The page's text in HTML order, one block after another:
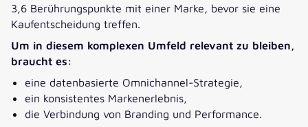
3,6 Berührungspunkte mit einer Marke, bevor sie eine
Kaufentscheidung treffen.
Um in diesem komplexen Umfeld relevant zu bleiben,
braucht es:
eine datenbasierte Omnichannel-Strategie,
ein konsistentes Markenerlebnis,
die Verbindung von Branding und Performance.